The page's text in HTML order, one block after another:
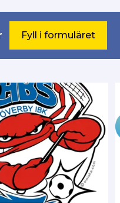
Fyll i formuläret